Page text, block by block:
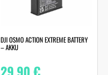
DJI OSMO ACTION EXTREME BATTERY
– AKKU
29,90€